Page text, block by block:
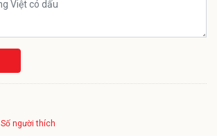
Số người thích